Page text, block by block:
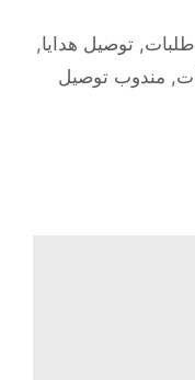
,توصيل هدايا,
, مندوب توصيل